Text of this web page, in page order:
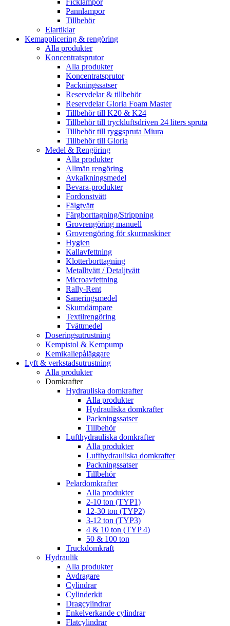
Ficklampor
Pannlampor
Tillbehör
Elartiklar
Kemapplicering & rengöring
Alla produkter
Koncentratsprutor
Alla produkter
Koncentratsprutor
Packningssatser
Reservdelar & tillbehör
Reservdelar Gloria Foam Master
Tillbehör till K20 & K24
Tillbehör till tryckluftsdriven 24 liters spruta
Tillbehör till ryggspruta Miura
Tillbehör till Gloria
Medel & Rengöring
Alla produkter
Allmän rengöring
Avkalkningsmedel
Bevara-produkter
Fordonstvätt
Fälgtvätt
Färgborttagning/Strippning
Grovrengöring manuell
Grovrengöring för skurmaskiner
Hygien
Kallavfettning
Klotterborttagning
Metalltvätt / Detaljtvätt
Microavfettning
Rally-Rent
Saneringsmedel
Skumdämpare
Textilrengöring
Tvättmedel
Doseringsutrustning
Kempistol & Kempump
Kemikaliepåläggare
Lyft & verkstadsutrustning
Alla produkter
Domkrafter
Hydrauliska domkrafter
Alla produkter
Hydrauliska domkrafter
Packningssatser
Tillbehör
Lufthydrauliska domkrafter
Alla produkter
Lufthydrauliska domkrafter
Packningssatser
Tillbehör
Pelardomkrafter
Alla produkter
2-10 ton (TYP1)
12-30 ton (TYP2)
3-12 ton (TYP3)
4 & 10 ton (TYP 4)
50 & 100 ton
Truckdomkraft
Hydraulik
Alla produkter
Avdragare
Cylindrar
Cylinderkit
Dragcylindrar
Enkelverkande cylindrar
Flatcylindrar